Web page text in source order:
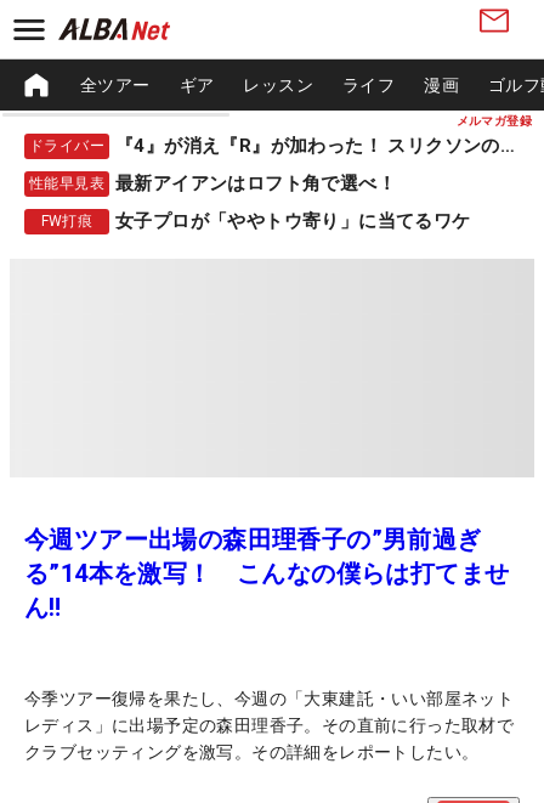
メルマガ登録
全ツアー ギア レッスン ライフ 漫画 ゴル
ドライバー 『4』が消え『R』が加わった！ スリクソンの新作
性能早見表 最新アイアンはロフト角で選べ！
FW打痕 女子プロが「ややトウ寄り」に当てるワケ
今週ツアー出場の森田理香子の”男前過ぎ
る”14本を激写！ こんなの僕らは打てませ
ん‼
今季ツアー復帰を果たし、今週の「大東建託・いい部屋ネット
レディス」に出場予定の森田理香子。その直前に行った取材で
クラブセッティングを激写。その詳細をレポートしたい。